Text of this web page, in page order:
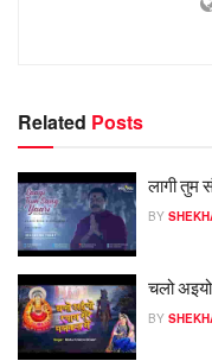
Related Posts
लागी तुम
BY
चलो
BY